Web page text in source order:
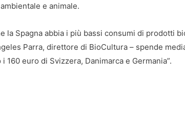
e animale.
la Spagna abbia i più bassi consumi di prodotti
Parra, direttore di BioCultura – spende
i 160 euro di Svizzera, Danimarca e Germania”.